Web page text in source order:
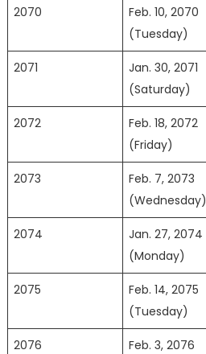
2070
Feb. 10, 2070
(Tuesday)
2071
Jan. 30, 2071
(Saturday)
2072
Feb. 18, 2072
(Friday)
2073
Feb. 7, 2073
(Wednesday)
2074
Jan. 27, 2074
(Monday)
2075
Feb. 14, 2075
(Tuesday)
2076
Feb. 3, 2076